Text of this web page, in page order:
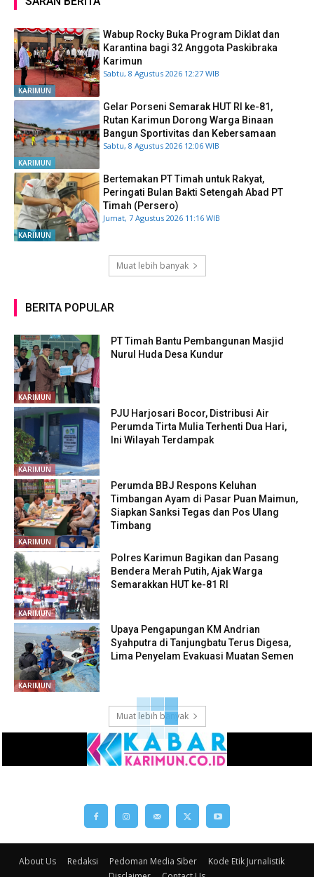
KARIMUN
Wabup Rocky Buka Program Diklat dan
Karantina bagi 32 Anggota Paskibraka
Karimun
Sabtu, 8 Agustus 2026 12:27 WIB
KARIMUN
Gelar Porseni Semarak HUT RI ke-81,
Rutan Karimun Dorong Warga Binaan
Bangun Sportivitas dan Kebersamaan
Sabtu, 8 Agustus 2026 12:06 WIB
KARIMUN
Bertemakan PT Timah untuk Rakyat,
Peringati Bulan Bakti Setengah Abad PT
Timah (Persero)
Jumat, 7 Agustus 2026 11:16 WIB
Muat lebih banyak
BERITA POPULAR
KARIMUN
PT Timah Bantu Pembangunan Masjid
Nurul Huda Desa Kundur
KARIMUN
PJU Harjosari Bocor, Distribusi Air
Perumda Tirta Mulia Terhenti Dua Hari,
Ini Wilayah Terdampak
KARIMUN
Perumda BBJ Respons Keluhan
Timbangan Ayam di Pasar Puan Maimun,
Siapkan Sanksi Tegas dan Pos Ulang
Timbang
KARIMUN
Polres Karimun Bagikan dan Pasang
Bendera Merah Putih, Ajak Warga
Semarakkan HUT ke-81 RI
KARIMUN
Upaya Pengapungan KM Andrian
Syahputra di Tanjungbatu Terus Digesa,
Lima Penyelam Evakuasi Muatan Semen
Muat lebih banyak
About Us Redaksi Pedoman Media Siber
Kode Etik Jurnalistik